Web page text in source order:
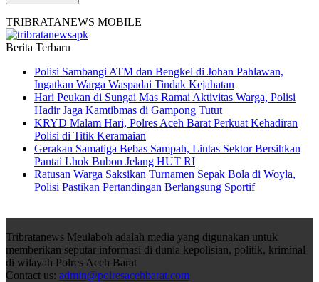
TRIBRATANEWS MOBILE
Berita Terbaru
Polisi Sambangi ATM dan Bengkel di Johan Pahlawan,
Ingatkan Warga Waspadai Tindak Kejahatan
Hari Peukan di Sungai Mas Ramai Aktivitas Warga, Polisi
Hadir Jaga Kamtibmas di Gampong Tutut
KRYD Malam Hari, Polres Aceh Barat Perkuat Kehadiran
Polisi di Titik Keramaian
Gerakan Samatiga Bebas Sampah, Lintas Sektor Bersihkan
Pantai Lhok Bubon Jelang HUT RI
Ratusan Warga Saksikan Turnamen Sepak Bola di Woyla,
Polisi Pastikan Pertandingan Berlangsung Sportif
Tribratanews Meulaboh adalah media yang digunakan untuk
memberikan seputar informasi di dunia kepolisian, politik, kriminal
di wilayah Polres Aceh Barat
Contact us: admin@polresacehbarat.com